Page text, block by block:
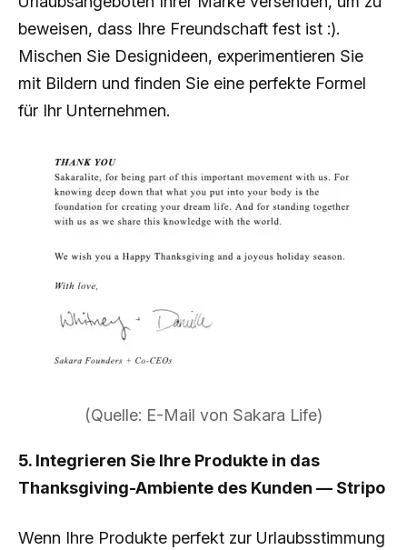
beweisen, dass Ihre Freundschaft fest ist :).
Mischen Sie Designideen, experimentieren Sie
mit Bildern und finden Sie eine perfekte Formel
für Ihr Unternehmen.
(Quelle: E-Mail von Sakara Life)
5. Integrieren Sie Ihre Produkte in das
Thanksgiving-Ambiente des Kunden — Stripo
Wenn Ihre Produkte perfekt zur Urlaubsstimmung